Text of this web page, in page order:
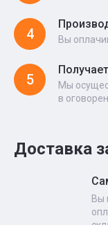
4 Вы
5
Мы
в
Доставка
Вы